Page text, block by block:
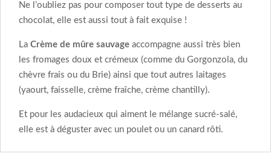
Ne l’oubliez pas pour composer tout type de desserts au
chocolat, elle est aussi tout à fait exquise !
La Crème de mûre sauvage accompagne aussi très bien
les fromages doux et crémeux (comme du Gorgonzola, du
chèvre frais ou du Brie) ainsi que tout autres laitages
(yaourt, faisselle, crème fraîche, crème chantilly).
Et pour les audacieux qui aiment le mélange sucré-salé,
elle est à déguster avec un poulet ou un canard rôti.